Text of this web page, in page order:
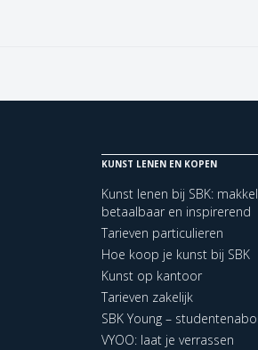
KUNST LENEN EN KOPEN
Kunst lenen bij SBK:
betaalbaar en inspirerend
Tarieven particulieren
Hoe koop je kunst bij SBK
Kunst op kantoor
Tarieven zakelijk
SBK Young –
VYOO: laat je verrassen